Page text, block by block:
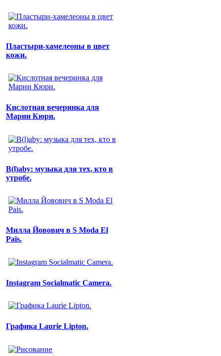
Пластыри-хамелеоны в цвет
кожи.
Кислотная вечеринка для
Марии Кюри.
B(l)aby: музыка для тех, кто в
утробе.
Милла Йовович в S Moda El
Pais.
Instagram Socialmatic Camera.
Графика Laurie Lipton.